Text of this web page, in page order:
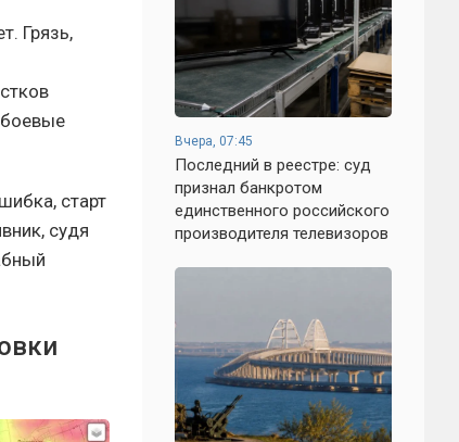
Грязь,
старт
судя
Вчера, 07:45
Последний в реестре: суд
признал банкротом
единственного российского
производителя телевизоров